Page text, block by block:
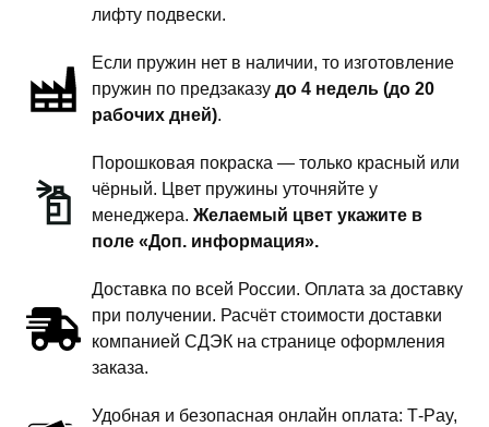
силовой
обвес
лифту подвески.
Если пружин нет в наличии, то изготовление
пружин по предзаказу до 4 недель (до 20
рабочих дней).
Порошковая покраска — только красный или
чёрный. Цвет пружины уточняйте у
менеджера. Желаемый цвет укажите в
поле «Доп. информация».
Доставка по всей России. Оплата за доставку
при получении. Расчёт стоимости доставки
компанией СДЭК на странице оформления
заказа.
Удобная и безопасная онлайн оплата: T‑Pay,